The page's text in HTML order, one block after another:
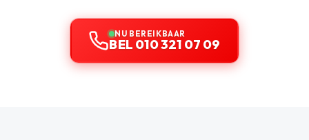
NU BEREIKBAAR
BEL 010 321 07 09